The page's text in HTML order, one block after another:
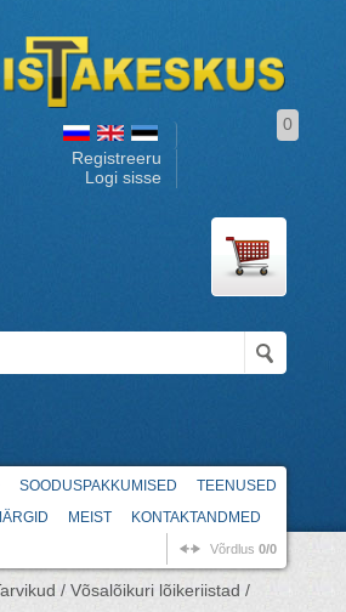
Registreeru
Logi sisse
0
SOODUSPAKKUMISED
TEENUSED
MEIST KONTAKTANDMED
Võrdlus 0/0
/ Võsalõikuri lõikeriistad /